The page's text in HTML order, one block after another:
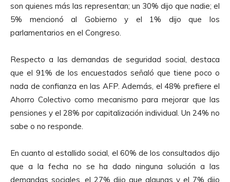
son quienes más las representan; un 30% dijo que nadie; el
5% mencionó al Gobierno y el 1% dijo que los
parlamentarios en el Congreso.
Respecto a las demandas de seguridad social, destaca
que el 91% de los encuestados señaló que tiene poco o
nada de confianza en las AFP. Además, el 48% prefiere el
Ahorro Colectivo como mecanismo para mejorar que las
pensiones y el 28% por capitalización individual. Un 24% no
sabe o no responde.
En cuanto al estallido social, el 60% de los consultados dijo
que a la fecha no se ha dado ninguna solución a las
demandas sociales, el 27% dijo que algunas y el 7% dijo